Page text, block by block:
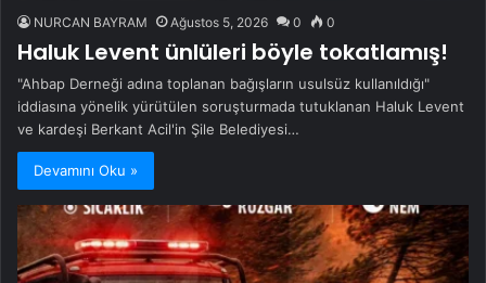
NURCAN BAYRAM Ağustos 5, 2026 0 0
Haluk Levent ünlüleri böyle tokatlamış!
"Ahbap Derneği adına toplanan bağışların usulsüz kullanıldığı"
iddiasına yönelik yürütülen soruşturmada tutuklanan Haluk Levent
ve kardeşi Berkant Acil'in Şile Belediyesi…
Devamını Oku »